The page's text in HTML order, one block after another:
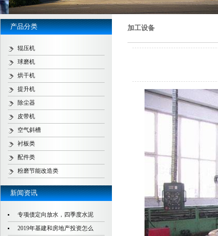
产品分类
辊压机
球磨机
烘干机
提升机
除尘器
皮带机
空气斜槽
衬板类
配件类
粉磨节能改造类
新闻资讯
专项债定向放水，四季度水泥
2019年基建和房地产投资怎么
加工设备